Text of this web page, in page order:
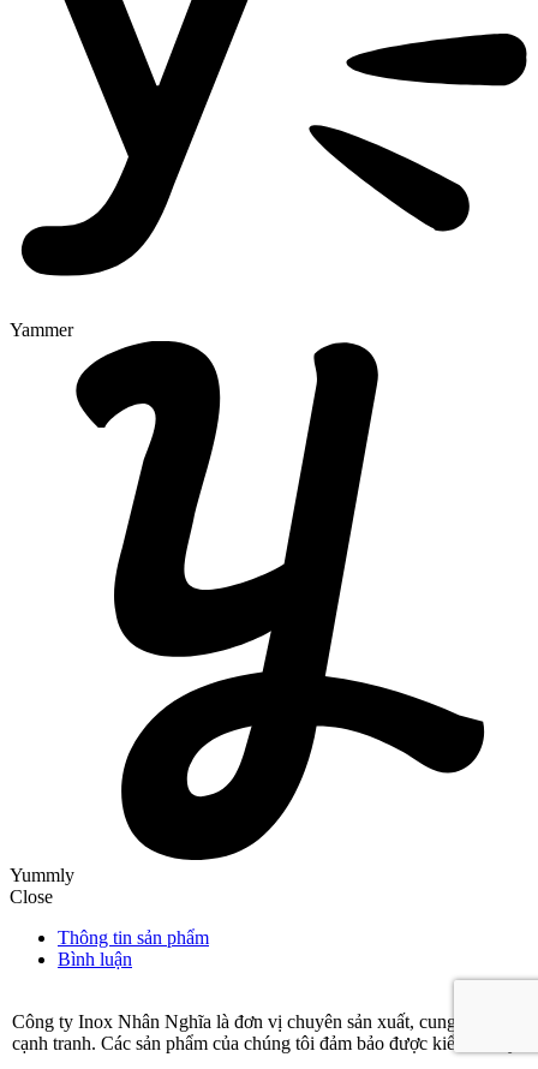
Yammer
Yummly
Close
Thông tin sản phẩm
Bình luận
Công ty Inox Nhân Nghĩa là đơn vị chuyên sản xuất, cung cấp
cạnh tranh. Các sản phẩm của chúng tôi đảm bảo được kiểm tra kỹ